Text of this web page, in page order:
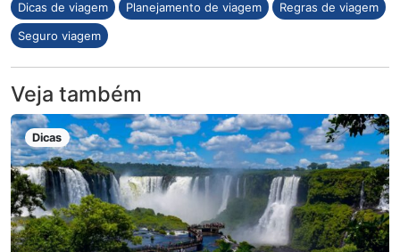
Dicas de viagem Planejamento de viagem Regras de viagem
Seguro viagem
Veja também
Dicas